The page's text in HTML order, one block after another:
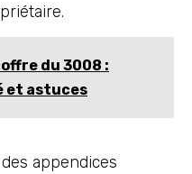
du 3008 :
et astuces
appendices